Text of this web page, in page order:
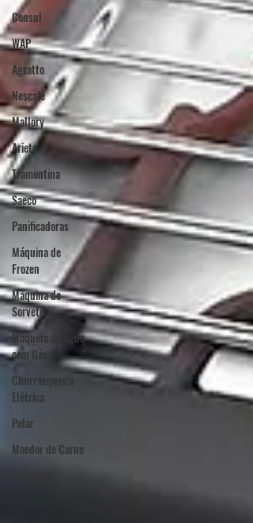
Consul
WAP
Agratto
Nescafé
Mallory
Ariete
Tramontina
Saeco
Panificadoras
Máquina de
Frozen
Máquina de
Sorvete
Máquina de Água
com Gás
Churrasqueira
Elétrica
Polar
Moedor de Carne